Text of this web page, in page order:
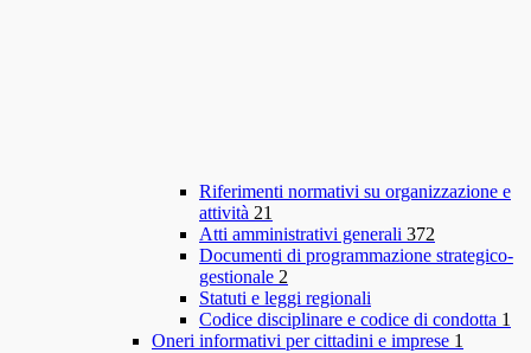
Riferimenti normativi su organizzazione e
attività 21
Atti amministrativi generali 372
Documenti di programmazione strategico-
gestionale 2
Statuti e leggi regionali
Codice disciplinare e codice di condotta 1
Oneri informativi per cittadini e imprese 1